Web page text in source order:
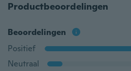
Productbeoordelingen
Beoordelingen
Positief
Neutraal